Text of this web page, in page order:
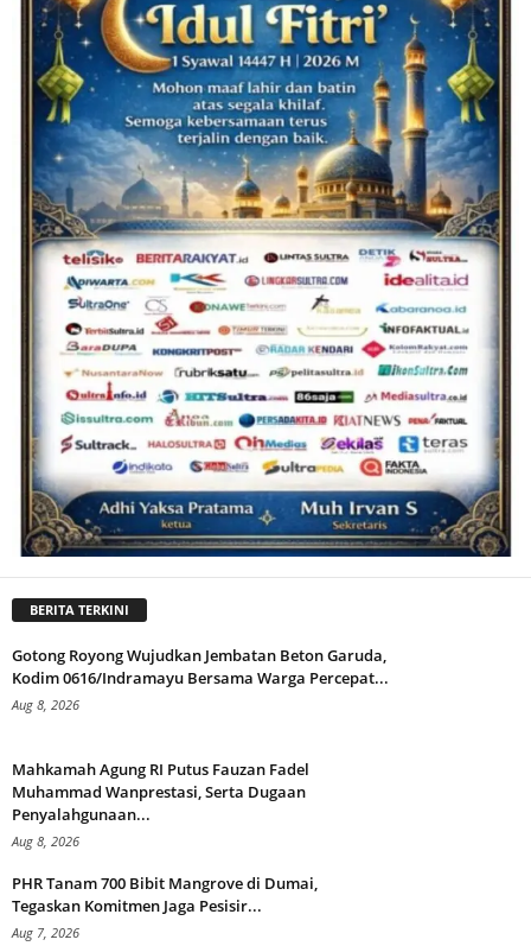
BERITA TERKINI
Gotong Royong Wujudkan Jembatan Beton Garuda,
Kodim 0616/Indramayu Bersama Warga Percepat...
Aug 8, 2026
Mahkamah Agung RI Putus Fauzan Fadel
Muhammad Wanprestasi, Serta Dugaan
Penyalahgunaan...
Aug 8, 2026
PHR Tanam 700 Bibit Mangrove di Dumai,
Tegaskan Komitmen Jaga Pesisir...
Aug 7, 2026